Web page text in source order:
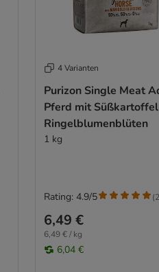
4 Varianten
Purizon Single Meat
Pferd mit
Ringelblumenblüten
1 kg
6,49 €
6,49 € / kg
6,04 €
Rating: 4.9/5 (